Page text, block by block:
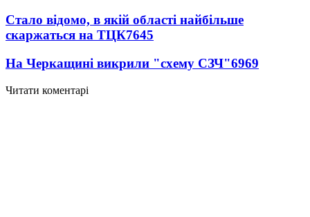
Стало відомо, в якій області найбільше
скаржаться на ТЦК7645
На Черкащині викрили "схему СЗЧ"6969
Читати коментарі